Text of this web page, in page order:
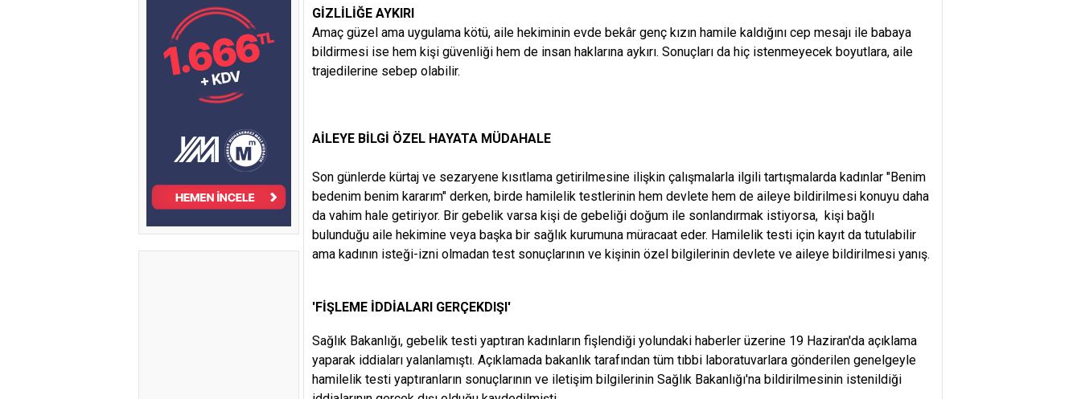
GİZLİLİĞE AYKIRI
Amaç güzel ama uygulama kötü, aile hekiminin evde bekâr genç kızın hamile kaldığını cep mesajı ile babaya
bildirmesi ise hem kişi güvenliği hem de insan haklarına aykırı. Sonuçları da hiç istenmeyecek boyutlara, aile
trajedilerine sebep olabilir.
AİLEYE BİLGİ ÖZEL HAYATA MÜDAHALE
Son günlerde kürtaj ve sezaryene kısıtlama getirilmesine ilişkin çalışmalarla ilgili tartışmalarda kadınlar "Benim
bedenim benim kararım" derken, birde hamilelik testlerinin hem devlete hem de aileye bildirilmesi konuyu daha
da vahim hale getiriyor. Bir gebelik varsa kişi de gebeliği doğum ile sonlandırmak istiyorsa, kişi bağlı
bulunduğu aile hekimine veya başka bir sağlık kurumuna müracaat eder. Hamilelik testi için kayıt da tutulabilir
ama kadının isteği-izni olmadan test sonuçlarının ve kişinin özel bilgilerinin devlete ve aileye bildirilmesi yanış.
'FİŞLEME İDDİALARI GERÇEKDIŞI'
Sağlık Bakanlığı, gebelik testi yaptıran kadınların fişlendiği yolundaki haberler üzerine 19 Haziran'da açıklama
yaparak iddiaları yalanlamıştı. Açıklamada bakanlık tarafından tüm tıbbi laboratuvarlara gönderilen genelgeyle
hamilelik testi yaptıranların sonuçlarının ve iletişim bilgilerinin Sağlık Bakanlığı'na bildirilmesinin istenildiği